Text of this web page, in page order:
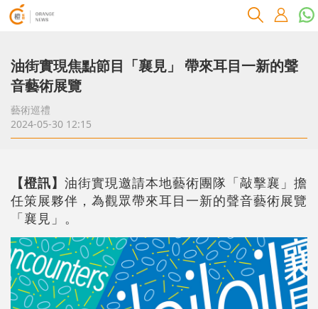
油街實現焦點節目「襄見」 帶來耳目一新的聲
音藝術展覽
藝術巡禮
2024-05-30 12:15
【橙訊】 油街實現邀請本地藝術團隊「敲擊襄」擔
任策展夥伴，為觀眾帶來耳目一新的聲音藝術展覽
「襄見」。